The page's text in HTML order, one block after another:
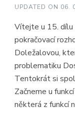
UPDATED ON 06.
Vítejte u 15. dílu
pokračovací
Doležalovou,
problematiku
Tentokrát si
Začneme u
některá z funkcí